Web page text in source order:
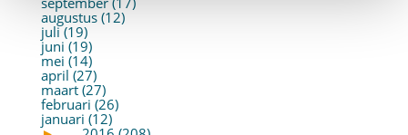
augustus (12)
juli (19)
juni (19)
mei (14)
april (27)
maart (27)
februari (26)
januari (12)